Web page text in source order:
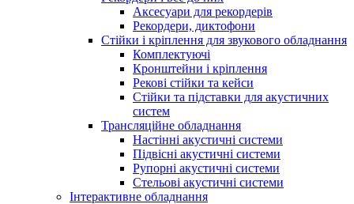
Аксесуари для рекордерів
Рекордери, диктофони
Стійки і кріплення для звукового обладнання
Комплектуючі
Кронштейни і кріплення
Рекові стійки та кейси
Стійки та підставки для акустичних
систем
Трансляційне обладнання
Настінні акустичні системи
Підвісні акустичні системи
Рупорні акустичні системи
Стельові акустичні системи
Інтерактивне обладнання